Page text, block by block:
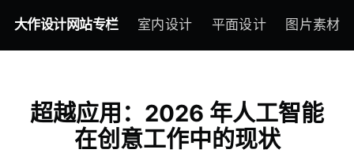
大作设计网站专栏 室内设计 平面设计 图片素材
超越应用：2026 年人工智能
在创意工作中的现状